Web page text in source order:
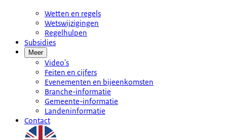
Wetten en regels
Wetswijzigingen
Regelhulpen
Subsidies
Meer
Video's
Feiten en cijfers
Evenementen en bijeenkomsten
Branche-informatie
Gemeente-informatie
Landeninformatie
Contact